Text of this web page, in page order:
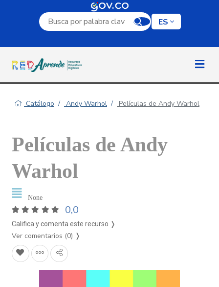
Campo de búsqueda por palabra clave
ES
Catálogo Andy Warhol Películas de Andy Warhol
Películas de Andy
Warhol
None
0,0
Califica y comenta este recurso ❭
Ver comentarios (0) ❭